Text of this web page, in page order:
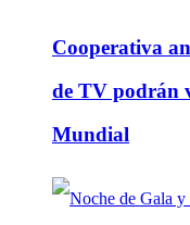
Cooperativa
de TV podrán
Mundial